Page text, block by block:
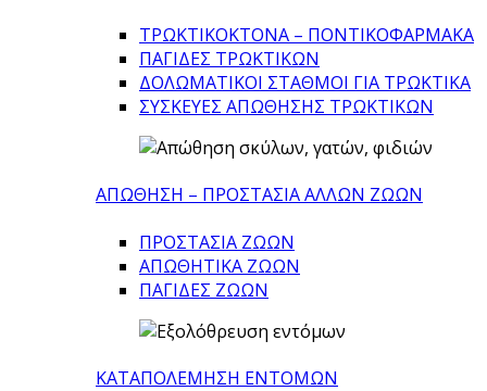
ΤΡΩΚΤΙΚΟΚΤΟΝΑ – ΠΟΝΤΙΚΟΦΑΡΜΑΚA
ΠΑΓΙΔΕΣ ΤΡΩΚΤΙΚΩΝ
ΔΟΛΩΜΑΤΙΚΟΙ ΣΤΑΘΜΟΙ ΓΙΑ ΤΡΩΚΤΙΚΑ
ΣΥΣΚΕΥΕΣ ΑΠΩΘΗΣΗΣ ΤΡΩΚΤΙΚΩΝ
ΑΠΩΘΗΣΗ – ΠΡΟΣΤΑΣΙΑ ΑΛΛΩΝ ΖΩΩΝ
ΠΡΟΣΤΑΣΙΑ ΖΩΩΝ
ΑΠΩΘΗΤΙΚΑ ΖΩΩΝ
ΠΑΓΙΔΕΣ ΖΩΩΝ
ΚΑΤΑΠΟΛΕΜΗΣΗ ΕΝΤΟΜΩΝ